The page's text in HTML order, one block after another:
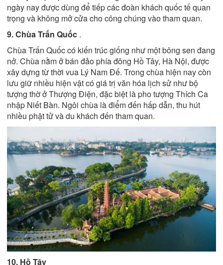
ngày nay được dùng để tiếp các đoàn khách quốc tế quan
trọng và không mở cửa cho công chúng vào tham quan.
9. Chùa Trấn Quốc .
Chùa Trấn Quốc có kiến trúc giống như một bông sen đang
nở. Chùa nằm ở bán đảo phía đông Hồ Tây, Hà Nội, được
xây dựng từ thời vua Lý Nam Đế. Trong chùa hiện nay còn
lưu giữ nhiều hiện vật có giá trị văn hóa lịch sử như bộ
tượng thờ ở Thượng Điện, đặc biệt là pho tượng Thích Ca
nhập Niết Bàn. Ngôi chùa là điểm đến hấp dẫn, thu hút
nhiều phật tử và du khách đến tham quan.
10. Hồ Tây